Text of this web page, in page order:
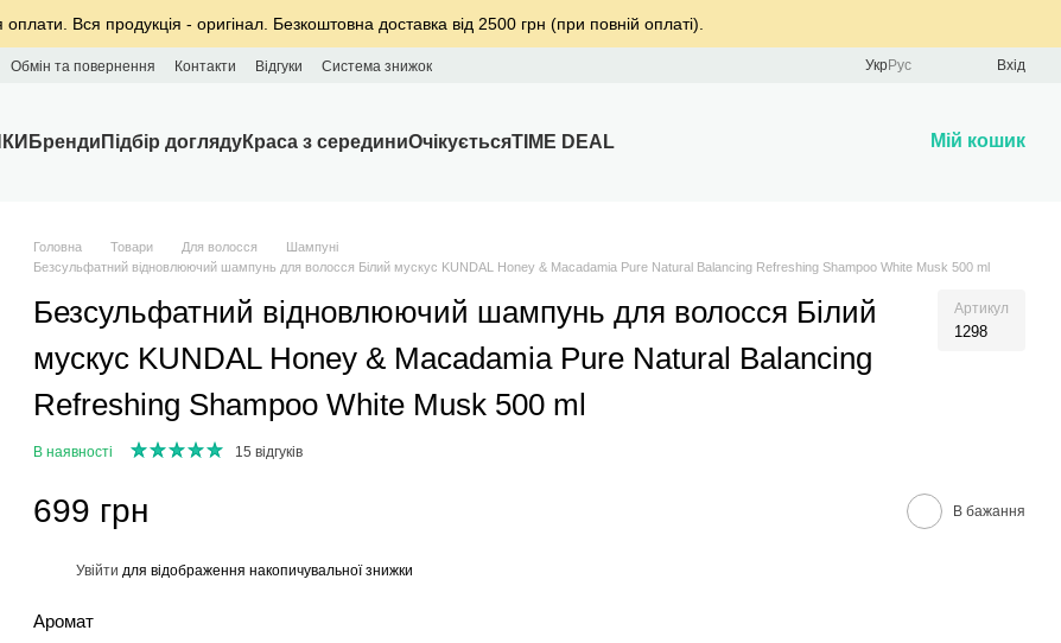
оплати. Вся продукція - оригінал. Безкоштовна доставка від 2500 грн (при повній оплаті).
Обмін та повернення Контакти Відгуки Система знижок УкрРус Вхід
Бренди Підбір доглядуКраса з серединиОчікуєтьсяTIME DEAL Мій кошик
Головна Товари Для волосся
Шампуні
Безсульфатний відновлюючий шампунь для волосся Білий мускус KUNDAL Honey & Macadamia Pure Natural Balancing Refreshing Shampoo White Musk 500 ml
Безсульфатний відновлюючий шампунь для волосся Білий
мускус KUNDAL Honey & Macadamia Pure Natural Balancing
Refreshing Shampoo White Musk 500 ml
Артикул
1298
В наявності 15 відгуків
699 грн В бажання
Увійти для відображення накопичувальної знижки
Аромат